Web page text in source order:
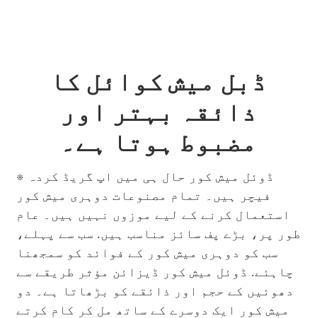
ڈبل میش کوائل کا
ذائقہ بہتر اور
مضبوط ہوتا ہے۔
※ ڈوئل میش کور حال ہی میں اپ گریڈ کردہ
فیچر ہیں۔ تمام مصنوعات دوہری میش کور
استعمال کرنے کے لیے موزوں نہیں ہیں۔ عام
طور پر، بڑے پف سائز مناسب ہیں. سب سے پہلے،
سب کو دوہری میش کور کے فوائد کو سمجھنا
چاہئے. ڈوئل میش کور ڈیزائن مؤثر طریقے سے
دھوئیں کے حجم اور ذائقے کو بڑھاتا ہے۔ دو
میش کور ایک دوسرے کے ساتھ مل کر کام کرتے